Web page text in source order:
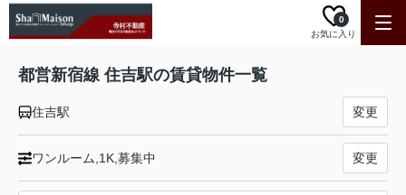
お気に入り
0
都営新宿線 住吉駅の賃貸物件一覧
住吉駅 変更
ワンルーム,1K,募集中 変更